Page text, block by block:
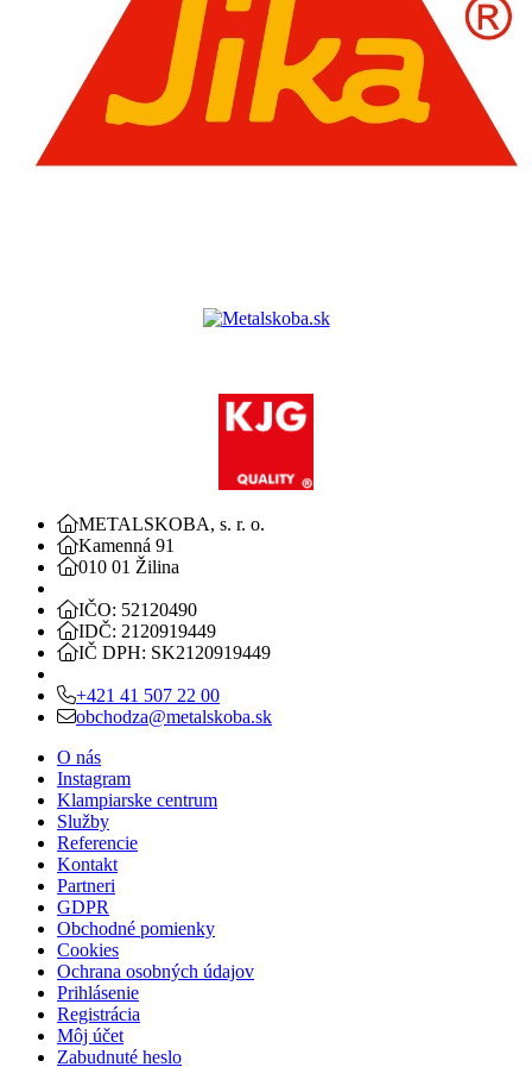
METALSKOBA, s. r. o.
Kamenná 91
010 01 Žilina
IČO: 52120490
IDČ: 2120919449
IČ DPH: SK2120919449
+421 41 507 22 00
obchodza@metalskoba.sk
O nás
Instagram
Klampiarske centrum
Služby
Referencie
Kontakt
Partneri
GDPR
Obchodné pomienky
Cookies
Ochrana osobných údajov
Prihlásenie
Registrácia
Môj účet
Zabudnuté heslo